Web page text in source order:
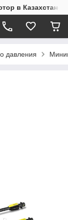
в Казахстане
давления